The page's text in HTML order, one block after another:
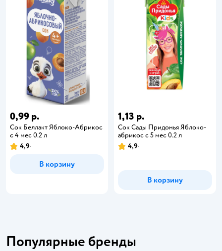
0,99 р.
Сок Беллакт Яблоко-Абрикос
с 4 мес 0.2 л
4,9
В корзину
1,13 р.
Сок Сады Придонья Яблоко-
абрикос с 5 мес 0.2 л
4,9
В корзину
Популярные бренды